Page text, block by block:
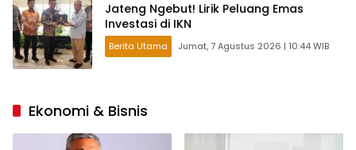
Jateng Ngebut! Lirik Peluang Emas
Investasi di IKN
Berita Utama Jumat, 7 Agustus 2026 | 10:44 WIB
Ekonomi & Bisnis